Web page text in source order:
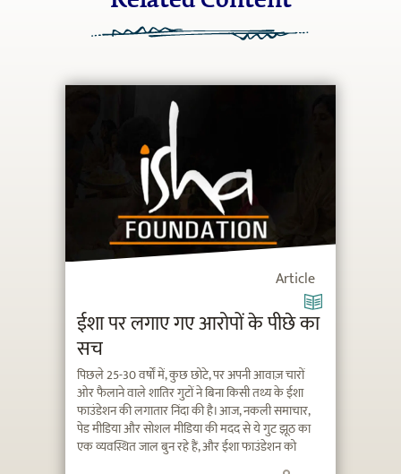
Article
ईशा पर लगाए गए आरोपों के पीछे का
सच
पिछले 25-30 वर्षों में, कुछ छोटे, पर अपनी आवाज़ चारों
ओर फैलाने वाले शातिर गुटों ने बिना किसी तथ्य के ईशा
फाउंडेशन की लगातार निंदा की है। आज, नकली समाचार,
पेड मीडिया और सोशल मीडिया की मदद से ये गुट झूठ का
एक व्यवस्थित जाल बुन रहे हैं, और ईशा फाउंडेशन को
बदनाम करने के कपटी तरीके खोज रहे हैं। बावजूद इसके